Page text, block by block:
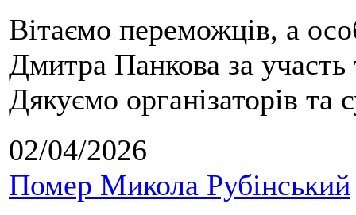
Вітаємо переможців, а
Дмитра Панкова за
Дякуємо організаторів та
02/04/2026
Помер Микола Рубінський